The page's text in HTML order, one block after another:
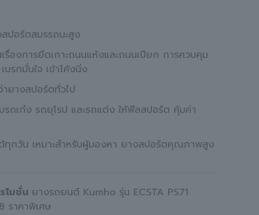
สปอร์ตสมรรถนะสูง
รื่องการยึดเกาะถนนแห้งและถนนเปียก การควบคุม
บรกมั่นใจ เข้าโค้งนิ่ง
ายางสปอร์ตทั่วไป
รถเก๋ง รถยุโรป และรถแต่ง ให้ฟีลสปอร์ต คุ้มค่า
ด้ทุกวัน เหมาะสำหรับผู้มองหา ยางสปอร์ตคุณภาพสูง
โมชั่น ยางรถยนต์ Kumho รุ่น ECSTA PS71
ราคาพิเศษ